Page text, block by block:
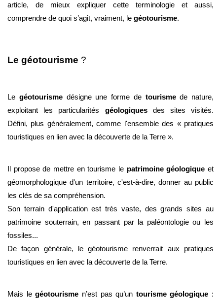
article, de mieux expliquer cette terminologie et aussi,
comprendre de quoi s’agit, vraiment, le géotourisme.
Le géotourisme ?
Le géotourisme désigne une forme de tourisme de nature,
exploitant les particularités géologiques des sites visités.
Défini, plus généralement, comme l'ensemble des « pratiques
touristiques en lien avec la découverte de la Terre ».
Il propose de mettre en tourisme le patrimoine géologique et
géomorphologique d'un territoire, c'est-à-dire, donner au public
les clés de sa compréhension.
Son terrain d'application est très vaste, des grands sites au
patrimoine souterrain, en passant par la paléontologie ou les
fossiles...
De façon générale, le géotourisme renverrait aux pratiques
touristiques en lien avec la découverte de la Terre.
Mais le géotourisme n’est pas qu’un tourisme géologique :